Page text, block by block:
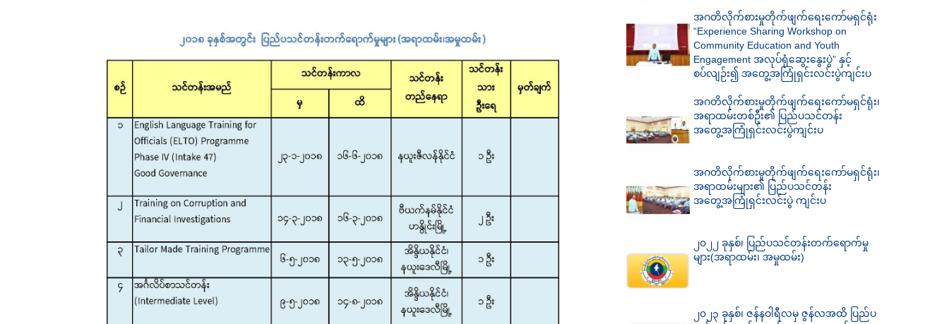
အဂတိလိုက်စားမှုတိုက်ဖျက်ရေးကော်မရှင်ရုံး
“Experience Sharing Workshop on
Community Education and Youth
Engagement အလုပ်ရုံဆွေးနွေးပွဲ” နှင့်
စပ်လျဉ်း၍ အတွေ့အကြုံရှင်းလင်းပွဲကျင်းပ
အဂတိလိုက်စားမှုတိုက်ဖျက်ရေးကော်မရှင်ရုံး၊
အရာထမ်းတစ်ဦး၏ ပြည်ပသင်တန်း
အတွေ့အကြုံရှင်းလင်းပွဲကျင်းပ
အဂတိလိုက်စားမှုတိုက်ဖျက်ရေးကော်မရှင်ရုံး၊
အရာထမ်းများ၏ ပြည်ပသင်တန်း
အတွေ့အကြုံရှင်းလင်းပွဲ ကျင်းပ
၂၀၂၂ ခုနှစ်၊ ပြည်ပသင်တန်းတက်ရောက်မှု
များ(အရာထမ်း၊ အမှုထမ်း)
၂၀၂၃ ခုနှစ်၊ ဇန်နဝါရီလမှ ဇွန်လအထိ ပြည်ပ